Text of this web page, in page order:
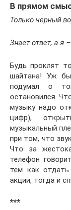
В прямом
Только черный
Знает ответ, а я
Будь проклят
шайтана! Уж
подумал о
остановился.
музыку надо
цифр),
музыкальный
при том, что
Что за
телефон
тем как
акции, тогда и
***